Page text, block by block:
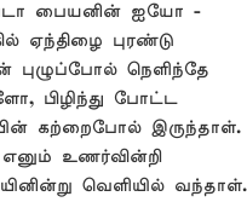
பையனின் ஐயோ -
ஏந்திழை புரண்டு
புழுப்போல் நெளிந்தே
பிழிந்து போட்ட
கற்றைபோல் இருந்தாள்.
உணர்வின்றி
வெளியில் வந்தாள்.